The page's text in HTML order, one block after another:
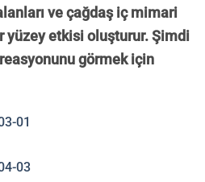
ve çağdaş iç mimari
yüzey etkisi oluşturur. Şimdi
görmek için